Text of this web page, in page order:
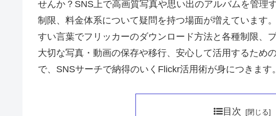
せんか？SNS上で高画質写真や思い出のアルバムを管理
制限、料金体系について疑問を持つ場面が増えています
すい言葉でフリッカーのダウンロード方法と各種制限、
大切な写真・動画の保存や移行、安心して活用するため
で、SNSサーチで納得のいくFlickr活用術が身につきます。
目次